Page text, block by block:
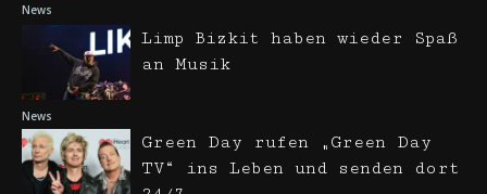
News
News
Limp Bizkit haben wieder Spaß
an Musik
Green Day rufen „Green Day
TV“ ins Leben und senden dort